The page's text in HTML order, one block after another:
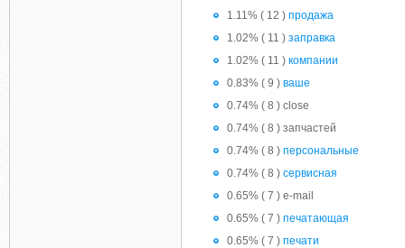
1.11% ( 12 ) продажа
1.02% ( 11 ) заправка
1.02% ( 11 ) компании
0.83% ( 9 ) ваше
0.74% ( 8 ) close
0.74% ( 8 ) запчастей
0.74% ( 8 ) персональные
0.74% ( 8 ) сервисная
0.65% ( 7 ) e-mail
0.65% ( 7 ) печатающая
0.65% ( 7 ) печати